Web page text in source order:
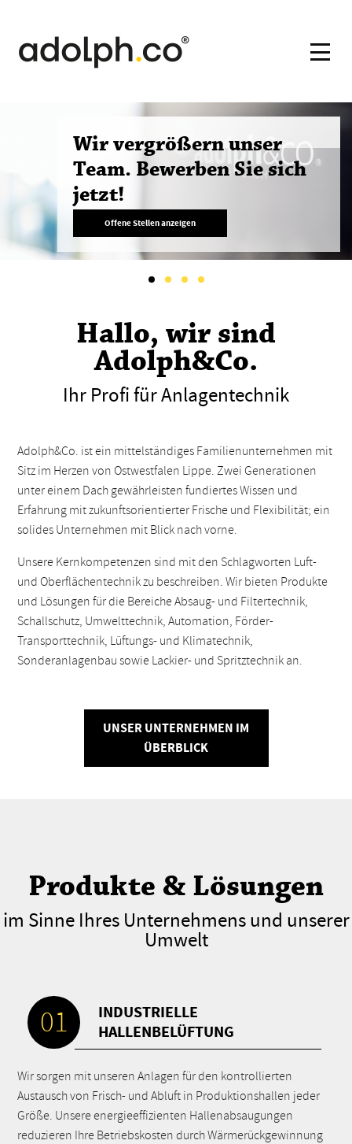
Wir vergrößern unser
Team. Bewerben Sie sich
jetzt!
Offene Stellen anzeigen
Hallo, wir sind
Adolph&Co.
Ihr Profi für Anlagentechnik
Adolph&Co. ist ein mittelständiges Familienunternehmen mit
Sitz im Herzen von Ostwestfalen Lippe. Zwei Generationen
unter einem Dach gewährleisten fundiertes Wissen und
Erfahrung mit zukunftsorientierter Frische und Flexibilität; ein
solides Unternehmen mit Blick nach vorne.
Unsere Kernkompetenzen sind mit den Schlagworten Luft-
und Oberflächentechnik zu beschreiben. Wir bieten Produkte
und Lösungen für die Bereiche Absaug- und Filtertechnik,
Schallschutz, Umwelt­technik, Automation, Förder-
Transporttechnik, Lüftungs- und Klimatechnik,
Sonderanlagenbau sowie Lackier- und Spritztechnik an.
UNSER UNTERNEHMEN IM
ÜBERBLICK
Produkte & Lösungen
im Sinne Ihres Unternehmens und unserer
Umwelt
01
INDUSTRIELLE
HALLENBELÜFTUNG
Wir sorgen mit unseren Anlagen für den kontrollierten
Austausch von Frisch- und Abluft in Produktionshallen jeder
Größe. Unsere energieeffizienten Hallenabsaugungen
reduzieren Ihre Betriebskosten durch Wärmerückgewinnung